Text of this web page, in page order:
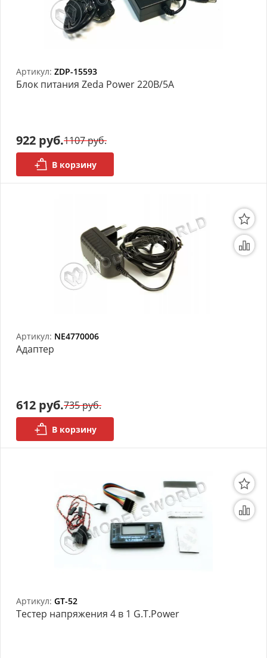
Артикул: ZDP-15593
Блок питания Zeda Power 220В/5А
922 руб.1107 руб.
В корзину
Артикул: NE4770006
Адаптер
612 руб.735 руб.
В корзину
Артикул: GT-52
Тестер напряжения 4 в 1 G.T.Power